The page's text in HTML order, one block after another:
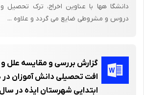
سیاستگذاران خواهد بود. از سویی کودکان،
هستند و پرورش آن ها از هدف های
عنوان ضرورت و اولویت برنامه های توسعه ای
بعد از خانواده، مدرسه مهمترین نقش را در
آموز در مدرسه علاوه بر یادگیری مهارت
دانشگا هها با عناوین اخراج، ترک تحصیل
دروس و مشروطی ضایع می گردد و علاوه ...
گزارش بررسی و مقایسه علل
افت تحصیلی دانش آموزان
ابتدایی شهرستان ایذه در سال